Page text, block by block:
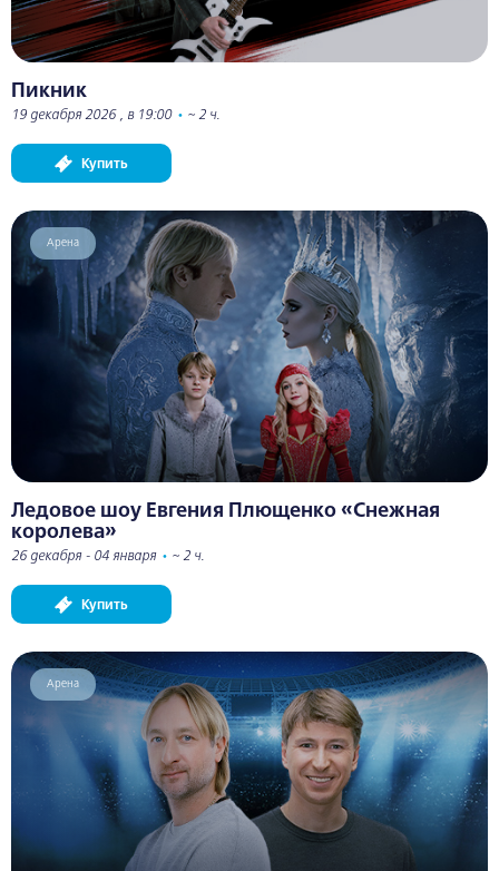
Пикник
19 декабря 2026 , в 19:00 • ~ 2 ч.
Купить
Арена
Ледовое шоу Евгения Плющенко «Снежная
королева»
26 декабря - 04 января • ~ 2 ч.
Купить
Арена